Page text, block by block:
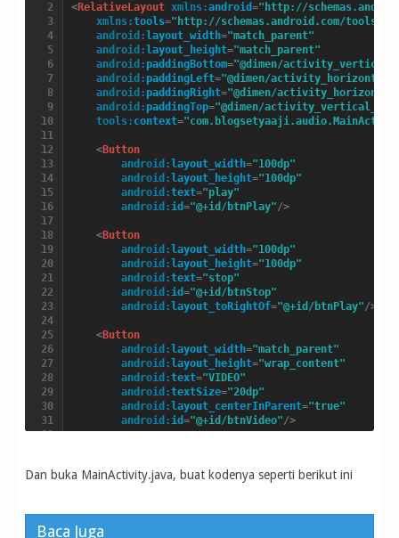
<RelativeLayout xmlns:android="http://
xmlns:tools="http://schemas.android.com/tools"
android: layout_width="match_parent"
android: layout_height="match_parent"
android: paddingBottom="@dimen/
android: paddingLeft="@dimen/
android: paddingRight="@dimen/
android: paddingTop="@dimen/
tools: context=
<Button
android: layout_width="100dp"
android: layout_height="100dp"
android:text="play"
android:id="@+id/btnPlay"/>
<Button
android: layout_width="100dp"
android: layout_height="100dp"
android:text="stop"
android:id="@+id/btnStop"
android: layout_toRightOf="@+id/btnPlay"/>
<Button
android: layout_width="match_parent"
android: layout_height="wrap_content"
android:text="VIDEO"
android:textSize="20dp"
android: layout_centerInParent="true"
android:id="@+id/btnVideo"/>
Dan buka MainActivity.java, buat kodenya seperti berikut ini
Baca Juga